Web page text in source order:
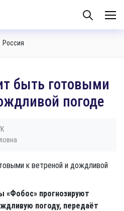
Россия
быть готовыми
погоде
«Фобос» прогнозируют
погоду, передаёт